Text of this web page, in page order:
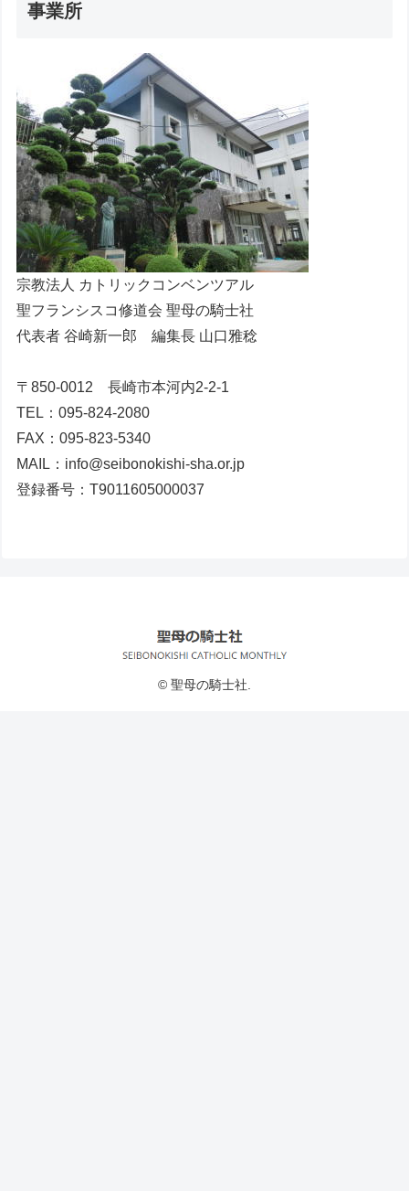
事業所
宗教法人 カトリックコンベンツアル
聖フランシスコ修道会 聖母の騎士社
代表者 谷崎新一郎 編集長 山口雅稔
〒850-0012 長崎市本河内2-2-1
TEL：095-824-2080
FAX：095-823-5340
MAIL：info@seibonokishi-sha.or.jp
登録番号：T9011605000037
© 聖母の騎士社.